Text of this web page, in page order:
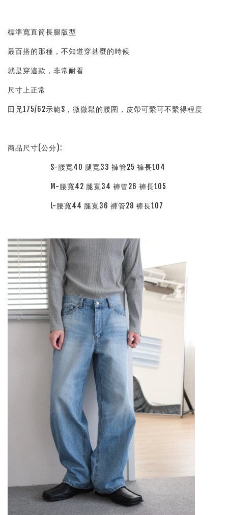
標準寬直筒長腿版型
最百搭的那種，不知道穿甚麼的時候
就是穿這款，非常耐看
尺寸上正常
田兄175/62示範S，微微鬆的腰圍，皮帶可繫可不繫得程度
商品尺寸(公分):
S-腰寬40 腿寬33 褲管25 褲長104
M-腰寬42 腿寬34 褲管26 褲長105
L-腰寬44 腿寬36 褲管28 褲長107